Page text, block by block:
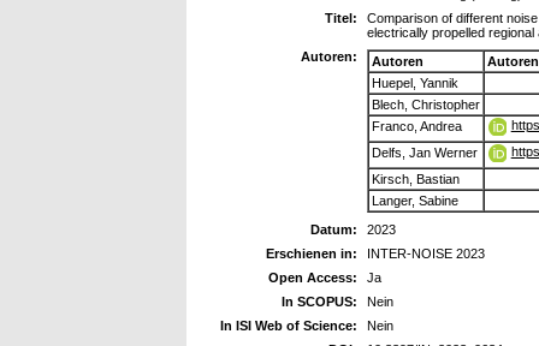
Titel:
Comparison of different
electrically propelled regional
Autoren:
Autoren
Huepel, Yannik
Blech, Christopher
Franco, Andrea
Delfs, Jan Werner
Kirsch, Bastian
Langer, Sabine
Datum:
2023
Erschienen in:
INTER-NOISE 2023
Open Access:
Ja
In SCOPUS:
Nein
In ISI Web of Science:
Nein